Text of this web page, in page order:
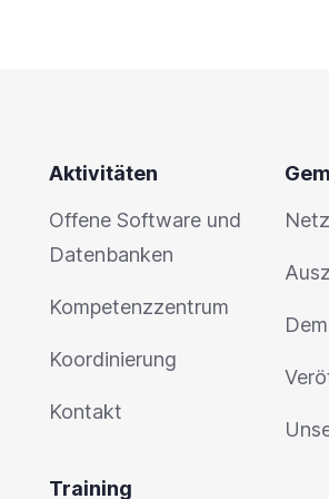
Aktivitäten
Offene Software und
Datenbanken
Kompetenzzentrum
Koordinierung
Kontakt
Training